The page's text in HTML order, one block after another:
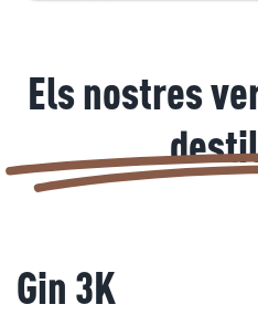
Els nostres
Gin 3K